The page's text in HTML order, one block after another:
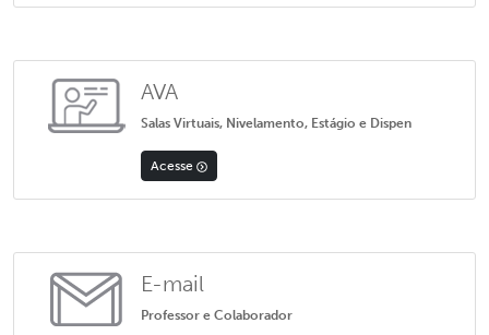
AVA
Salas Virtuais, Nivelamento, Estágio e Dispen
Acesse
E-mail
Professor e Colaborador